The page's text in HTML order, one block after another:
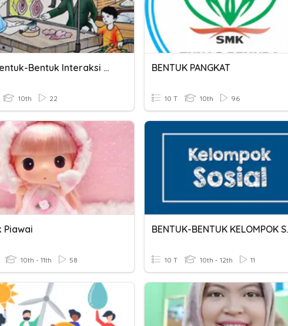
Quiz Bentuk-Bentuk Interaksi Sosial
10th 22
BENTUK PANGKAT
10 T 10th 96
Piawai
10th - 11th 58 10 T 10th - 12th 11